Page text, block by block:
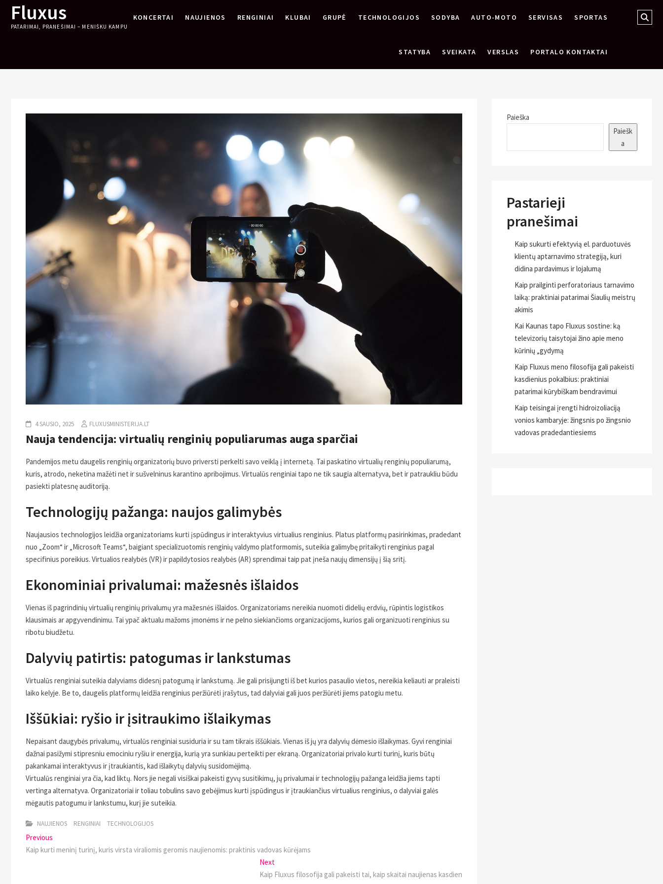
content
Fluxus
PATARIMAI, PRANEŠIMAI – MENIŠKU KAMPU
KONCERTAI NAUJIENOS RENGINIAI KLUBAI GRUPĖ TECHNOLOGIJOS SODYBA AUTO-MOTO SERVISAS SPORTAS
STATYBA SVEIKATA VERSLAS PORTALO KONTAKTAI
4 SAUSIO, 2025 FLUXUSMINISTERIJA.LT
Nauja tendencija: virtualių renginių populiarumas auga sparčiai
Pandemijos metu daugelis renginių organizatorių buvo priversti perkelti savo veiklą į internetą. Tai paskatino virtualių renginių populiarumą,
kuris, atrodo, neketina mažėti net ir sušvelninus karantino apribojimus. Virtualūs renginiai tapo ne tik saugia alternatyva, bet ir patraukliu būdu
pasiekti platesnę auditoriją.
Technologijų pažanga: naujos galimybės
Naujausios technologijos leidžia organizatoriams kurti įspūdingus ir interaktyvius virtualius renginius. Platus platformų pasirinkimas, pradedant
nuo „Zoom“ ir „Microsoft Teams“, baigiant specializuotomis renginių valdymo platformomis, suteikia galimybę pritaikyti renginius pagal
specifinius poreikius. Virtualios realybės (VR) ir papildytosios realybės (AR) sprendimai taip pat įneša naujų dimensijų į šią sritį.
Ekonominiai privalumai: mažesnės išlaidos
Vienas iš pagrindinių virtualių renginių privalumų yra mažesnės išlaidos. Organizatoriams nereikia nuomoti didelių erdvių, rūpintis logistikos
klausimais ar apgyvendinimu. Tai ypač aktualu mažoms įmonėms ir ne pelno siekiančioms organizacijoms, kurios gali organizuoti renginius su
ribotu biudžetu.
Dalyvių patirtis: patogumas ir lankstumas
Virtualūs renginiai suteikia dalyviams didesnį patogumą ir lankstumą. Jie gali prisijungti iš bet kurios pasaulio vietos, nereikia keliauti ar praleisti
laiko kelyje. Be to, daugelis platformų leidžia renginius peržiūrėti įrašytus, tad dalyviai gali juos peržiūrėti jiems patogiu metu.
Iššūkiai: ryšio ir įsitraukimo išlaikymas
Nepaisant daugybės privalumų, virtualūs renginiai susiduria ir su tam tikrais iššūkiais. Vienas iš jų yra dalyvių dėmesio išlaikymas. Gyvi renginiai
dažnai pasižymi stipresniu emociniu ryšiu ir energija, kurią yra sunkiau perteikti per ekraną. Organizatoriai privalo kurti turinį, kuris būtų
pakankamai interaktyvus ir įtraukiantis, kad išlaikytų dalyvių susidomėjimą.
Virtualūs renginiai yra čia, kad liktų. Nors jie negali visiškai pakeisti gyvų susitikimų, jų privalumai ir technologijų pažanga leidžia jiems tapti
vertinga alternatyva. Organizatoriai ir toliau tobulins savo gebėjimus kurti įspūdingus ir įtraukiančius virtualius renginius, o dalyviai galės
mėgautis patogumu ir lankstumu, kurį jie suteikia.
NAUJIENOS RENGINIAI TECHNOLOGIJOS
Navigacija
tarp
Previous
post:
Kaip kurti meninį turinį, kuris virsta viraliomis geromis naujienomis: praktinis vadovas kūrėjams
Next
post:
Kaip Fluxus filosofija gali pakeisti tai, kaip skaitai naujienas kasdien
Paieška
Paiešk
a
Pastarieji
pranešimai
Kaip sukurti efektyvią el. parduotuvės
klientų aptarnavimo strategiją, kuri
didina pardavimus ir lojalumą
Kaip prailginti perforatoriaus tarnavimo
laiką: praktiniai patarimai Šiaulių meistrų
akimis
Kai Kaunas tapo Fluxus sostine: ką
televizorių taisytojai žino apie meno
kūrinių „gydymą
Kaip Fluxus meno filosofija gali pakeisti
kasdienius pokalbius: praktiniai
patarimai kūrybiškam bendravimui
Kaip teisingai įrengti hidroizoliaciją
vonios kambaryje: žingsnis po žingsnio
vadovas pradedantiesiems